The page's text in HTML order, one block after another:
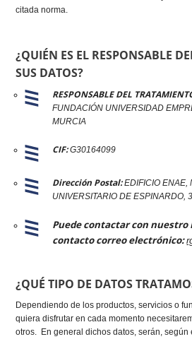
citada norma.
¿QUIÉN ES EL RESPONSABLE
SUS DATOS?
RESPONSABLE DEL
FUNDACIÓN UNIVERSIDAD
MURCIA
CIF:G30164099
Dirección Postal:EDIFICIO ENAE,
UNIVERSITARIO DE ESPINARDO,
Puede contactar con nuestro
contacto correo electrónico:
¿QUÉ TIPO DE DATOS
Dependiendo de los productos, servicios o
quiera disfrutar en cada momento
otros. En general dichos datos, serán, según